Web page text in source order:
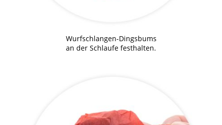
Wurfschlangen-Dingsbums
an der Schlaufe festhalten.